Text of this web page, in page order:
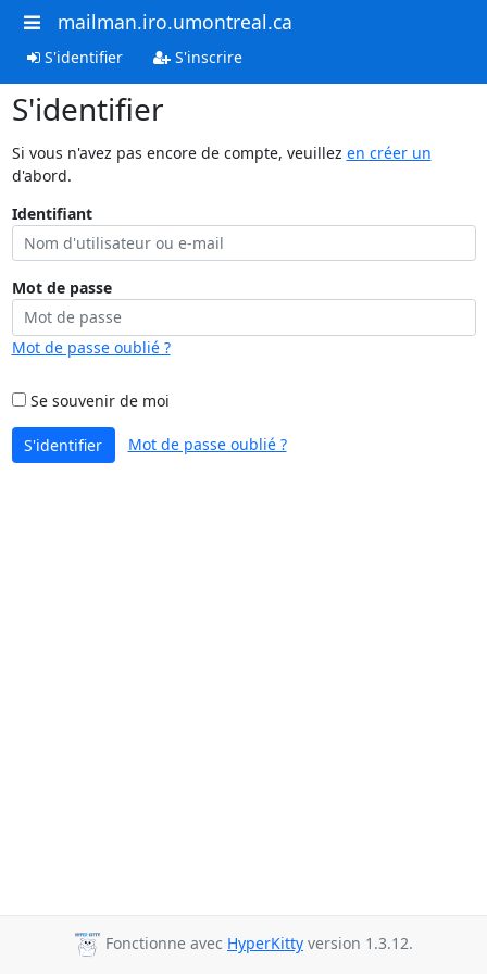
mailman.iro.umontreal.ca
S'identifier S'inscrire
S'identifier
Si vous n'avez pas encore de compte, veuillez en créer un
d'abord.
Identifiant
Mot de passe
Mot de passe oublié ?
Se souvenir de moi
S'identifier Mot de passe oublié ?
Fonctionne avec HyperKitty version 1.3.12.